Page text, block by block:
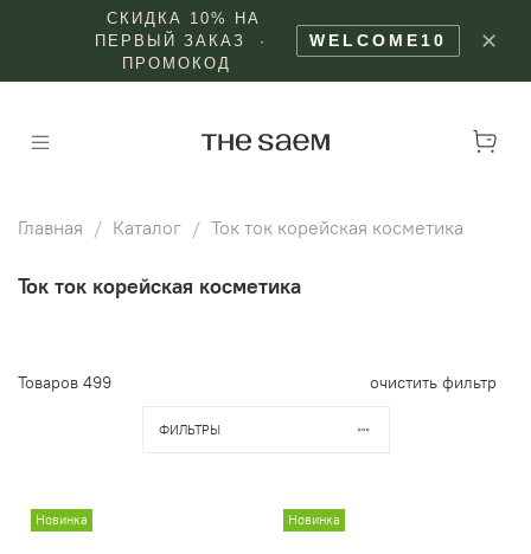
СКИДКА 10% НА
ПЕРВЫЙ ЗАКАЗ ·
ПРОМОКОД
WELCOME10 ✕
Главная Каталог Ток ток корейская косметика
Ток ток корейская косметика
Товаров 499 очистить фильтр
ФИЛЬТРЫ
Новинка Новинка